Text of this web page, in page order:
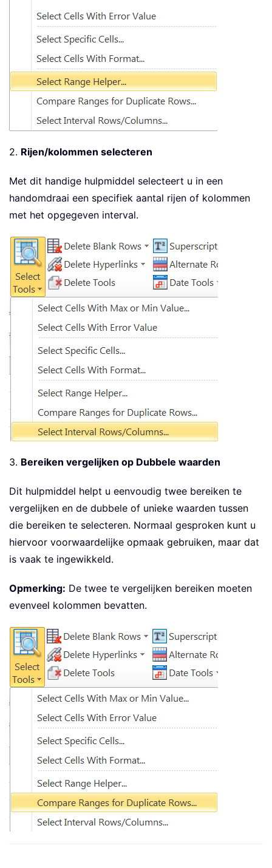
2. Rijen/kolommen selecteren
Met dit handige hulpmiddel selecteert u in een
handomdraai een specifiek aantal rijen of kolommen
met het opgegeven interval.
3. Bereiken vergelijken op Dubbele waarden
Dit hulpmiddel helpt u eenvoudig twee bereiken te
vergelijken en de dubbele of unieke waarden tussen
die bereiken te selecteren. Normaal gesproken kunt u
hiervoor voorwaardelijke opmaak gebruiken, maar dat
is vaak te ingewikkeld.
Opmerking: De twee te vergelijken bereiken moeten
evenveel kolommen bevatten.